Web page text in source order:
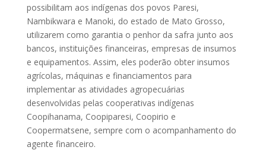
possibilitam aos indígenas dos povos Paresi,
Nambikwara e Manoki, do estado de Mato Grosso,
utilizarem como garantia o penhor da safra junto aos
bancos, instituições financeiras, empresas de insumos
e equipamentos. Assim, eles poderão obter insumos
agrícolas, máquinas e financiamentos para
implementar as atividades agropecuárias
desenvolvidas pelas cooperativas indígenas
Coopihanama, Coopiparesi, Coopirio e
Coopermatsene, sempre com o acompanhamento do
agente financeiro.